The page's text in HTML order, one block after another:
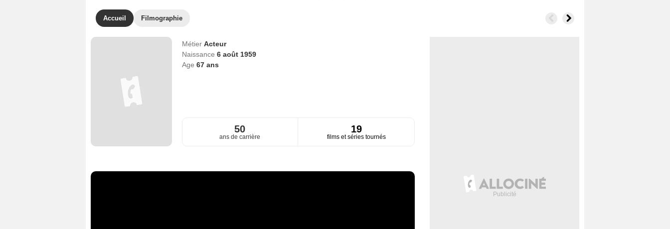
Accueil Filmographie
Métier Acteur
Naissance 6 août 1959
Age 67ans
50
ans de carrière
19
films et séries tournés